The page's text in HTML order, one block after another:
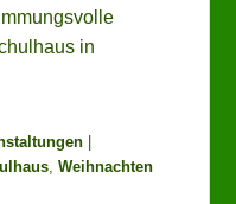
in
,Weihnachten